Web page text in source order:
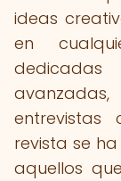
ideas
en
entrevistas
revista se
aquellos